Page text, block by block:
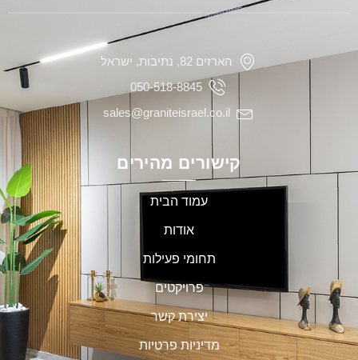
הארזים 82, נתיבות, ישראל
050-518-8845
sales@graniteisrael.co.il
קישורים מהירים
עמוד הבית
אודות
תחומי פעילות
פרויקטים
יצירת קשר
מדיניות פרטיות